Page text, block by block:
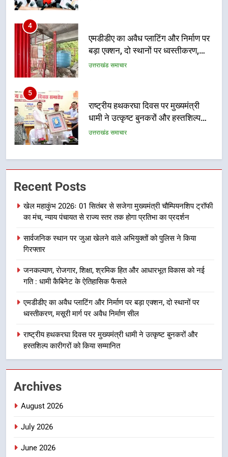
5
राष्ट्रीय हथकरघा दिवस पर मुख्यमंत्री
धामी ने उत्कृष्ट बुनकरों और हस्तशिल्प
कारीगरों को किया सम्मानित
उत्तराखंड समाचार
6
उत्तराखंड कांग्रेस में बड़ा संगठनात्मक
फेरबदल, नई कार्यकारिणी और समितियों
का गठन
उत्तराखंड समाचार
7
भर्ती
उत्तराखंड समाचार
दिल्ली-देहरादून आर्थिक कॉरिडोर से जुड़ी
का डीएम ने किया निरीक्षण; समयबद्ध एवं
गुणवत्तापूर्ण निर्माण सुनिश्चित करने के
नहींः डीएम
उत्तराखंड समाचार
खेल महाकुंभ 2026ः 01 सितंबर से सजेगा
न्याय पंचायत से राज्य स्तर तक होगा
प्रतिभा का प्रदर्शन
उत्तराखंड समाचार
3
Recent Posts
खेल महाकुंभ 2026ः 01 सितंबर से सजेगा मुख्यमंत्री चौम्पियनशिप ट्रॉफी
का मंच, न्याय पंचायत से राज्य स्तर तक होगा प्रतिभा का प्रदर्शन
सार्वजनिक स्थान पर जुआ खेलने वाले अभियुक्तों को पुलिस ने किया
गिरफ्तार
जनकल्याण, रोजगार, शिक्षा, श्रमिक हित और आधारभूत विकास को नई
गति : धामी कैबिनेट के ऐतिहासिक फैसले
एमडीडीए का अवैध प्लाटिंग और निर्माण पर बड़ा एक्शन, दो स्थानों पर
ध्वस्तीकरण, मसूरी मार्ग पर अवैध निर्माण सील
राष्ट्रीय हथकरघा दिवस पर मुख्यमंत्री धामी ने उत्कृष्ट बुनकरों और
हस्तशिल्प कारीगरों को किया सम्मानित
Archives
August 2026
July 2026
June 2026